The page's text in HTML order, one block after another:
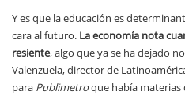
Y es que la educación es
cara al futuro. La economía nota
resiente, algo que ya se ha dejado
Valenzuela, director de
para Publimetroque había materias